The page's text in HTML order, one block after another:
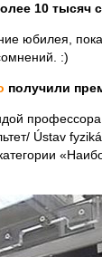
10 тысяч
юбилея,
:)
получили
Ústav